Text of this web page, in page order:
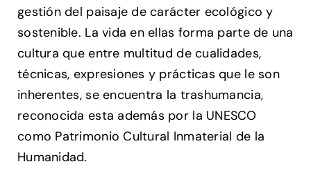
gestión del paisaje de carácter ecológico y
sostenible. La vida en ellas forma parte de una
cultura que entre multitud de cualidades,
técnicas, expresiones y prácticas que le son
inherentes, se encuentra la trashumancia,
reconocida esta además por la UNESCO
como Patrimonio Cultural Inmaterial de la
Humanidad.